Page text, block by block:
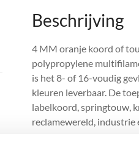
Beschrijving
4 MM oranje koord of
polypropylene
is het 8- of 16-voudig
kleuren leverbaar. De
labelkoord, springtouw,
reclamewereld, industrie